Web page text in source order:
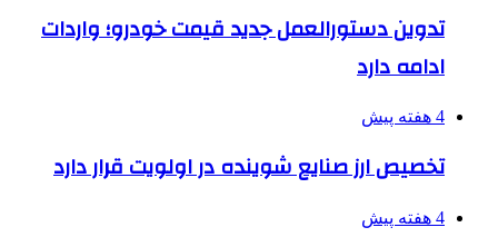
تدوین دستورالعمل جدید قیمت خودرو؛ واردات
ادامه دارد
4 هفته پیش
تخصیص ارز صنایع شوینده در اولویت قرار دارد
4 هفته پیش